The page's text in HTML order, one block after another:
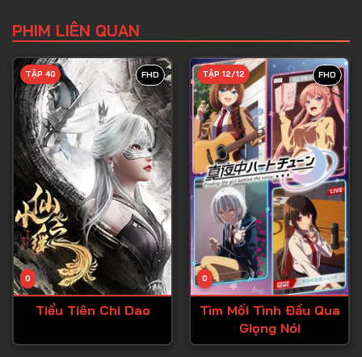
Tập 6
Tập 7
Tập 8
Tập 9
Tập 10
Tập 11
Tập 12
Tập 13
Tập 14
Tập 15
Tập 17
PHIM LIÊN QUAN
FHD
0
TẬP 40
Tiểu Tiên Chi Dao
FHD
0
TẬP 12/12
Tìm Mối Tình Đầu Qua
Giọng Nói